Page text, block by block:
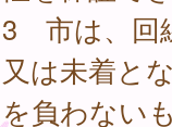
3 市は、回
又は未着と
を負わない